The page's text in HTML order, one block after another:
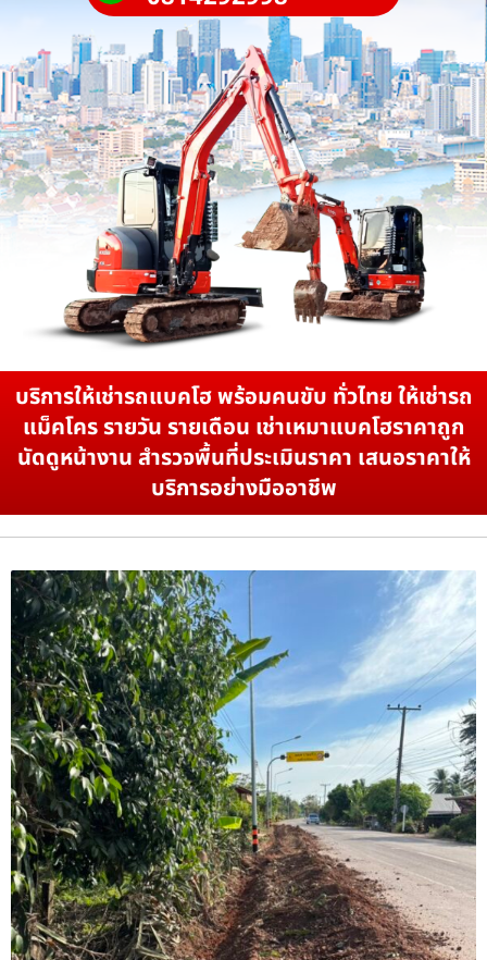
บริการให้เช่ารถแบคโฮ พร้อมคนขับ ทั่วไทย ให้เช่ารถ
แม็คโคร รายวัน รายเดือน เช่าเหมาแบคโฮราคาถูก
นัดดูหน้างาน สำรวจพื้นที่ประเมินราคา เสนอราคาให้
บริการอย่างมืออาชีพ